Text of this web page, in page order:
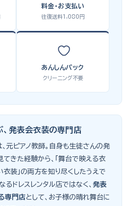
料金・お支払い
往復送料1,080円
あんしんパック
クリーニング不要
発表会衣装の専門店
ピアノ教師。自身も生徒さんの発
てきた経験から、「舞台で映える衣
衣装」の両方を知り尽くしたうえで
るドレスレンタル店ではなく、 発表
専門店として、お子様の晴れ舞台に